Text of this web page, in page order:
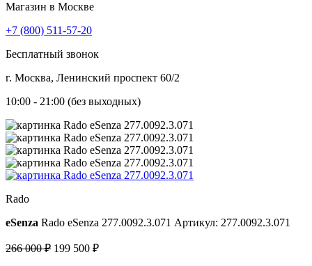
Магазин в Москве
+7 (800) 511-57-20
Бесплатный звонок
г. Москва, Ленинский проспект 60/2
10:00 - 21:00 (без выходных)
Rado
eSenza Rado eSenza 277.0092.3.071 Артикул: 277.0092.3.071
266 000 ₽ 199 500 ₽